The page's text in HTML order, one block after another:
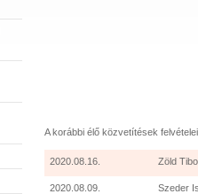
A korábbi élő közvetítések
2020.08.16. Zöld
2020.08.09. Szeder